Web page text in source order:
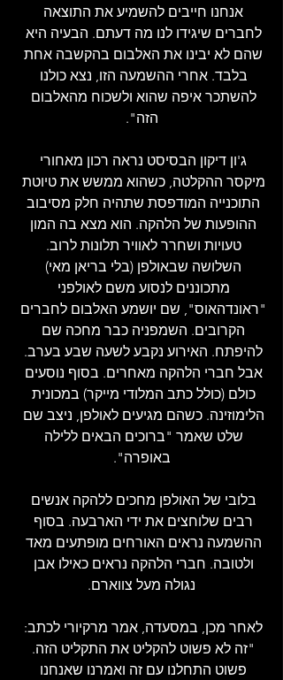
אנחנו חייבים להשמיע את התוצאה
לחברים שיגידו לנו מה דעתם. הבעיה היא
שהם לא יבינו את האלבום בהקשבה אחת
בלבד. אחרי ההשמעה הזו, נצא כולנו
להשתכר איפה שהוא ולשכוח מהאלבום
הזה".
ג'ון דיקון הבסיסט נראה רכון מאחורי
מיקסר ההקלטה, כשהוא ממשש את טיוטת
התוכנייה המודפסת שתהיה חלק מסיבוב
ההופעות של הלהקה. הוא מצא בה המון
טעויות ושחרר לאוויר תלונות לרוב.
השלושה שבאולפן (בלי בריאן מאי)
מתכוננים לנסוע משם לאולפני
"ראונדהאוס", שם יושמע האלבום לחברים
הקרובים. השמפניה כבר מחכה שם
להיפתח. האירוע נקבע לשעה שבע בערב.
אבל חברי הלהקה מאחרים. בסוף נוסעים
כולם (כולל כתב המלודי מייקר) במכונית
הלימוזינה. כשהם מגיעים לאולפן, ניצב שם
שלט שאמר "ברוכים הבאים ללילה
באופרה".
בלובי של האולפן מחכים ללהקה אנשים
רבים שלוחצים את ידי הארבעה. בסוף
ההשמעה נראים האורחים מופתעים מאד
ולטובה. חברי הלהקה נראים כאילו אבן
נגולה מעל צווארם.
לאחר מכן, במסעדה, אמר מרקיורי לכתב:
"זה לא פשוט להקליט את התקליט הזה.
פשוט התחלנו עם זה ואמרנו שאנחנו